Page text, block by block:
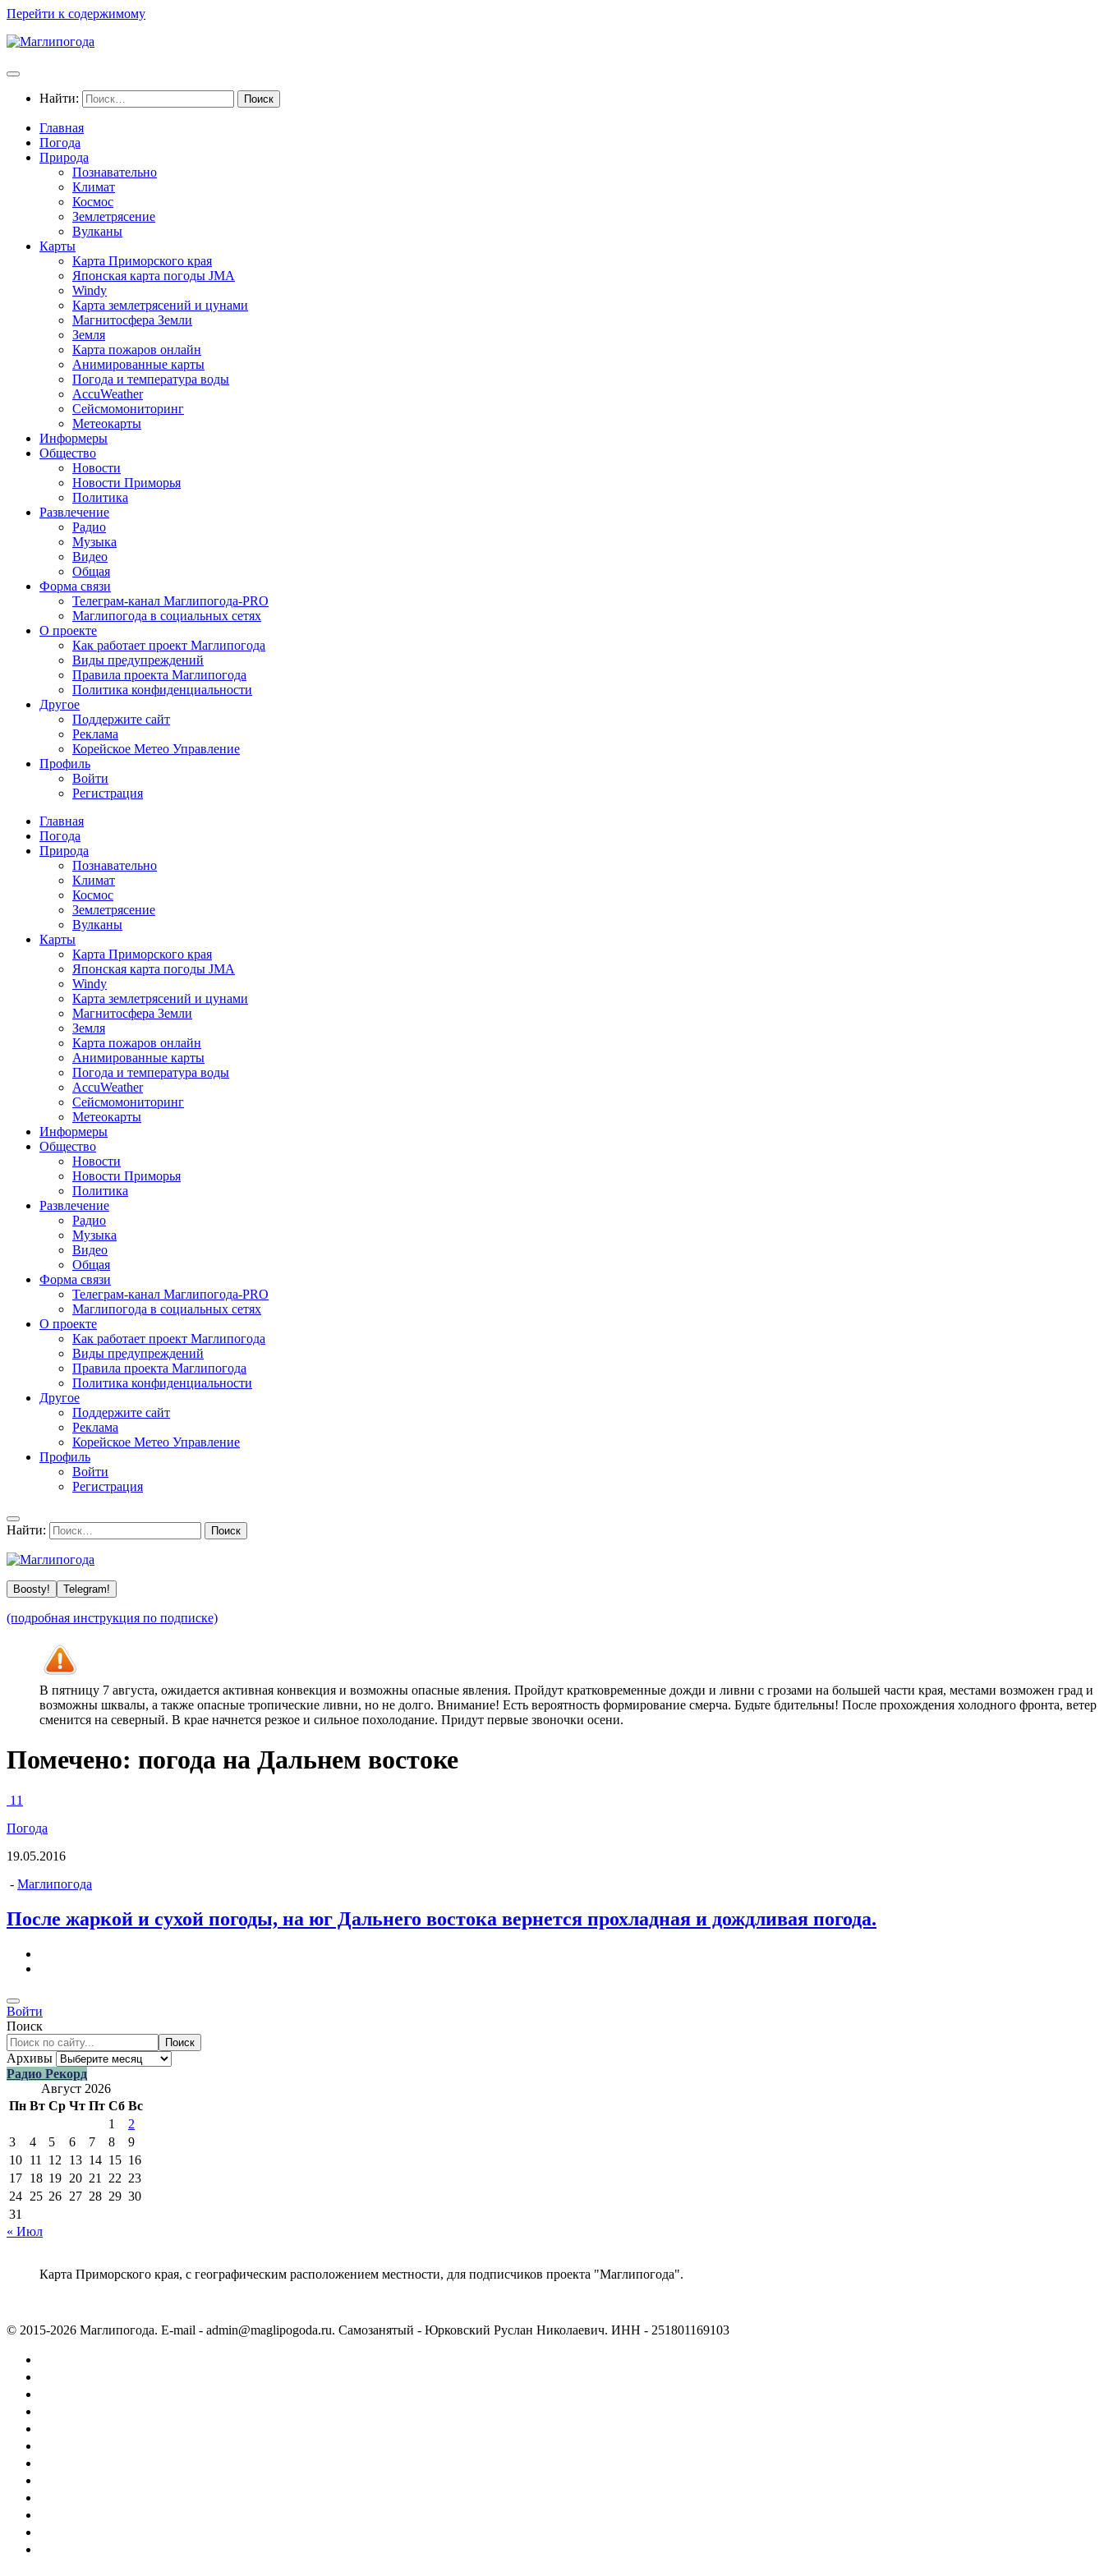
Перейти к содержимому
Найти:
Главная
Погода
Природа
Познавательно
Климат
Космос
Землетрясение
Вулканы
Карты
Карта Приморского края
Японская карта погоды JMA
Windy
Карта землетрясений и цунами
Магнитосфера Земли
Земля
Карта пожаров онлайн
Анимированные карты
Погода и температура воды
AccuWeather
Сейсмомониторинг
Метеокарты
Информеры
Общество
Новости
Новости Приморья
Политика
Развлечение
Радио
Музыка
Видео
Общая
Форма связи
Телеграм-канал Маглипогода-PRO
Маглипогода в социальных сетях
О проекте
Как работает проект Маглипогода
Виды предупреждений
Правила проекта Маглипогода
Политика конфиденциальности
Другое
Поддержите сайт
Реклама
Корейское Метео Управление
Профиль
Войти
Регистрация
Главная
Погода
Природа
Познавательно
Климат
Космос
Землетрясение
Вулканы
Карты
Карта Приморского края
Японская карта погоды JMA
Windy
Карта землетрясений и цунами
Магнитосфера Земли
Земля
Карта пожаров онлайн
Анимированные карты
Погода и температура воды
AccuWeather
Сейсмомониторинг
Метеокарты
Информеры
Общество
Новости
Новости Приморья
Политика
Развлечение
Радио
Музыка
Видео
Общая
Форма связи
Телеграм-канал Маглипогода-PRO
Маглипогода в социальных сетях
О проекте
Как работает проект Маглипогода
Виды предупреждений
Правила проекта Маглипогода
Политика конфиденциальности
Другое
Поддержите сайт
Реклама
Корейское Метео Управление
Профиль
Войти
Регистрация
Найти:
Boosty! Telegram!
(подробная инструкция по подписке)
В пятницу 7 августа, ожидается активная конвекция и возможны опасные явления. Пройдут кратковременные дожди и ливни с грозами на большей части края, местами возможен град и
возможны шквалы, а также опасные тропические ливни, но не долго. Внимание! Есть вероятность формирование смерча. Будьте бдительны! После прохождения холодного фронта, ветер
сменится на северный. В крае начнется резкое и сильное похолодание. Придут первые звоночки осени.
Помечено: погода на Дальнем востоке
11
Погода
19.05.2016
- Маглипогода
После жаркой и сухой погоды, на юг Дальнего востока вернется прохладная и дождливая погода.
Войти
Поиск
Поиск
Архивы
Радио Рекорд
Август 2026
Пн Вт Ср Чт Пт Сб Вс
1
2
3
4 5 6 7 8
9
10 11 12 13 14 15 16
17 18 19 20 21 22 23
24 25 26 27 28 29 30
31
« Июл
Карта Приморского края, с географическим расположением местности, для подписчиков проекта "Маглипогода".
© 2015-2026 Маглипогода. E-mail - admin@maglipogoda.ru. Самозанятый - Юрковский Руслан Николаевич. ИНН - 251801169103